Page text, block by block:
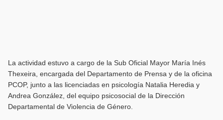
La actividad estuvo a cargo de la Sub Oficial Mayor María Inés
Thexeira, encargada del Departamento de Prensa y de la oficina
PCOP, junto a las licenciadas en psicología Natalia Heredia y
Andrea González, del equipo psicosocial de la Dirección
Departamental de Violencia de Género.